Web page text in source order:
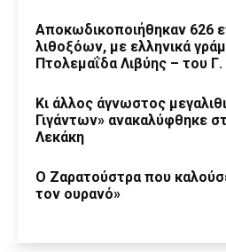
Αποκωδικοποιήθηκαν 626
λιθοξόων, με ελληνικά
Πτολεμαΐδα Λιβύης – του
Κι άλλος άγνωστος
Γιγάντων» ανακαλύφθηκε
Λεκάκη
Ο Ζαρατούστρα που
τον ουρανό»